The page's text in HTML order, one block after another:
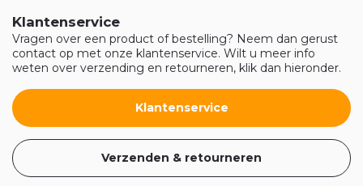
Klantenservice
Vragen over een product of bestelling? Neem dan gerust
contact op met onze klantenservice. Wilt u meer info
weten over verzending en retourneren, klik dan hieronder.
Klantenservice
Verzenden & retourneren